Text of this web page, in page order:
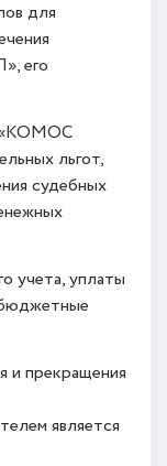
для
его
«КОМОС
льгот,
судебных
учета, уплаты
и прекращения
является